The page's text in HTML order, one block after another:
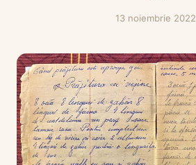
13 noiembrie 2022